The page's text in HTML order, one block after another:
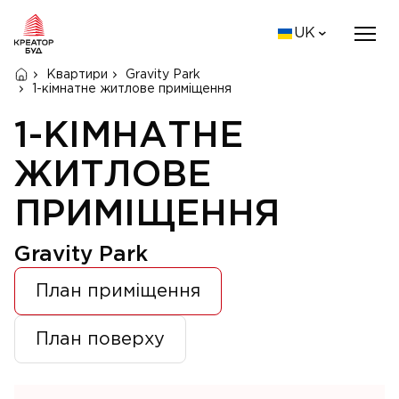
UK
Квартири
Gravity Park
1-кімнатне житлове приміщення
1-КІМНАТНЕ
ЖИТЛОВЕ
ПРИМІЩЕННЯ
Gravity Park
План приміщення
План поверху